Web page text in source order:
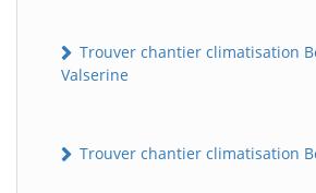
Trouver chantier climatisation
Valserine
Trouver chantier climatisation